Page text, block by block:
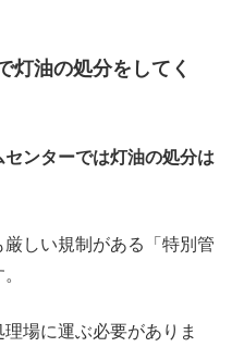
灯油の処分をしてく
ンターでは灯油の処分は
しい規制がある「特別管
場に運ぶ必要がありま